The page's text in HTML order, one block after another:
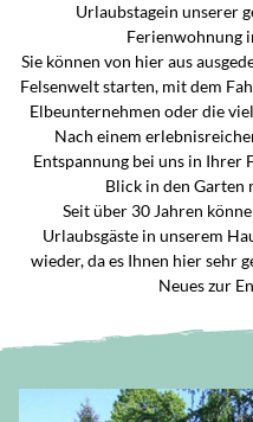
Urlaubstagein unserer
Ferienwohnung
Sie können von hier aus
Felsenwelt starten, mit dem
Elbeunternehmen oder die
Nach einem
Entspannung bei uns in Ihrer
Blick in den Garten
Seit über 30 Jahren
Urlaubsgäste in unserem
wieder, da es Ihnen hier sehr
Neues zur